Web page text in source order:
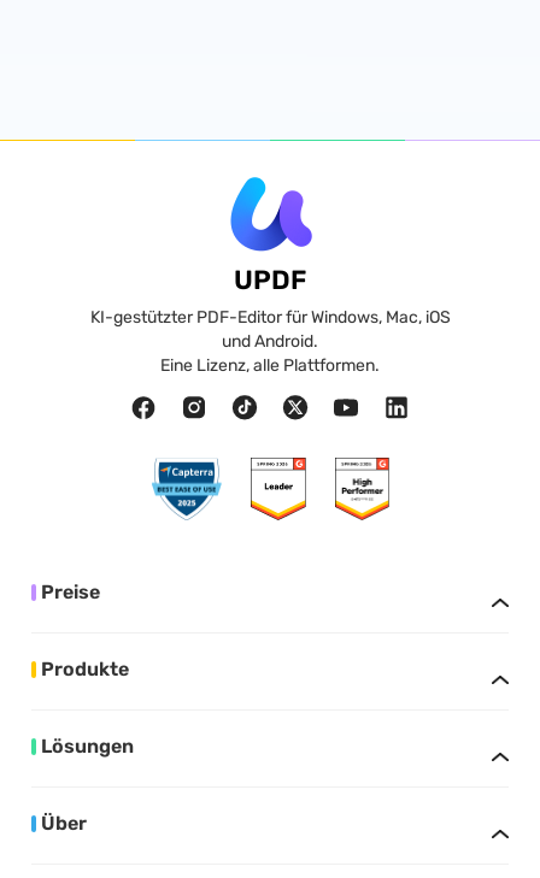
UPDF
KI-gestützter PDF-Editor für Windows, Mac, iOS
und Android.
Eine Lizenz, alle Plattformen.
Preise
Produkte
Lösungen
Über